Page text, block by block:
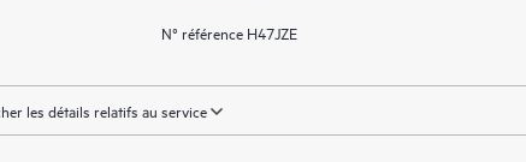
N° référence H47JZE
les détails relatifs au service